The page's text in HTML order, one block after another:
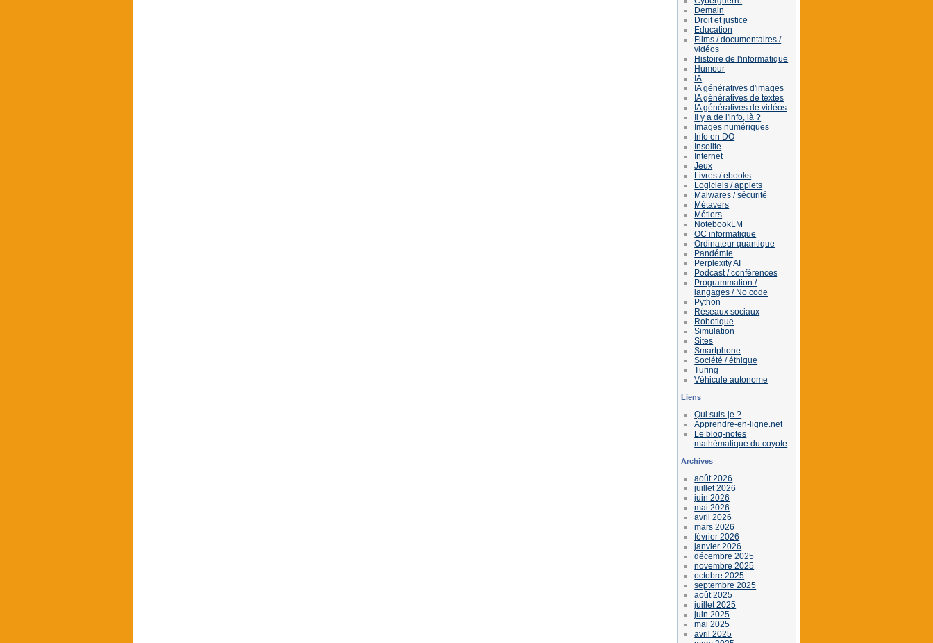
Demain
Droit et justice
Education
Films / documentaires /
vidéos
Histoire de l'informatique
Humour
IA
IA génératives d'images
IA génératives de textes
IA génératives de vidéos
Il y a de l'info, là ?
Images numériques
Info en DO
Insolite
Internet
Jeux
Livres / ebooks
Logiciels / applets
Malwares / sécurité
Métavers
Métiers
NotebookLM
OC informatique
Ordinateur quantique
Pandémie
Perplexity AI
Podcast / conférences
Programmation /
langages / No code
Python
Réseaux sociaux
Robotique
Simulation
Sites
Smartphone
Société / éthique
Turing
Véhicule autonome
Liens
Qui suis-je ?
Apprendre-en-ligne.net
Le blog-notes
mathématique du coyote
Archives
août 2026
juillet 2026
juin 2026
mai 2026
avril 2026
mars 2026
février 2026
janvier 2026
décembre 2025
novembre 2025
octobre 2025
septembre 2025
août 2025
juillet 2025
juin 2025
mai 2025
avril 2025